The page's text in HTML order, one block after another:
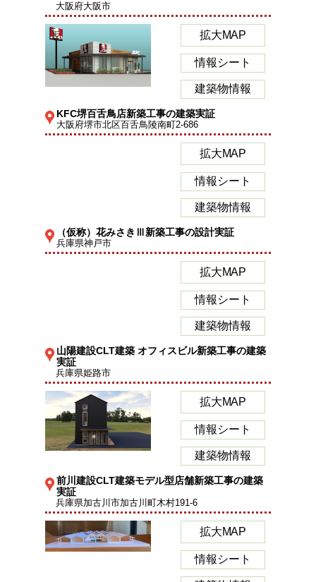
大阪府大阪市
拡大MAP
情報シート
建築物情報
KFC堺百舌鳥店新築工事の建築実証
大阪府堺市北区百舌鳥陵南町2-686
拡大MAP
情報シート
建築物情報
（仮称）花みさきⅢ新築工事の設計実証
兵庫県神戸市
拡大MAP
情報シート
建築物情報
山陽建設CLT建築 オフィスビル新築工事の建築
実証
兵庫県姫路市
拡大MAP
情報シート
建築物情報
前川建設CLT建築モデル型店舗新築工事の建築
実証
兵庫県加古川市加古川町木村191-6
拡大MAP
情報シート